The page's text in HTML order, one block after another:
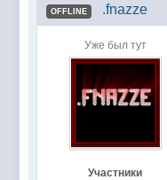
OFFLINE .fnazze
Уже был тут
Участники